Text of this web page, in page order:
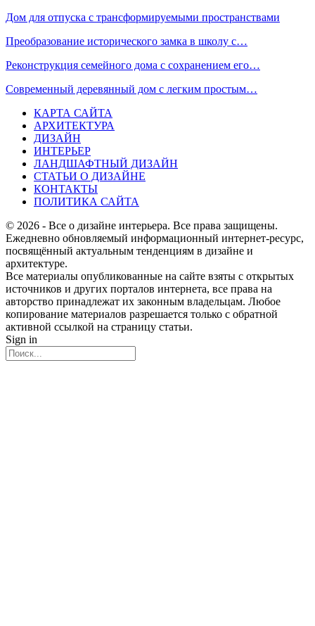
Дом для отпуска с трансформируемыми пространствами
Преобразование исторического замка в школу с…
Реконструкция семейного дома с сохранением его…
Современный деревянный дом с легким простым…
КАРТА САЙТА
АРХИТЕКТУРА
ДИЗАЙН
ИНТЕРЬЕР
ЛАНДШАФТНЫЙ ДИЗАЙН
СТАТЬИ О ДИЗАЙНЕ
КОНТАКТЫ
ПОЛИТИКА САЙТА
© 2026 - Все о дизайне интерьера. Все права защищены.
Ежедневно обновляемый информационный интернет-ресурс,
посвящённый актуальным тенденциям в дизайне и
архитектуре.
Все материалы опубликованные на сайте взяты с открытых
источников и других порталов интернета, все права на
авторство принадлежат их законным владельцам. Любое
копирование материалов разрешается только с обратной
активной ссылкой на страницу статьи.
Sign in